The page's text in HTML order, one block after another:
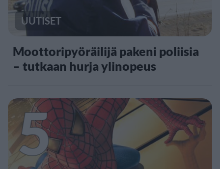
UUTISET
Moottoripyöräilijä pakeni poliisia
– tutkaan hurja ylinopeus
5